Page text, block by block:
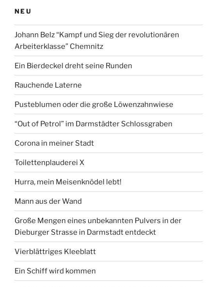
NEU
Johann Belz “Kampf und Sieg der revolutionären
Arbeiterklasse” Chemnitz
Ein Bierdeckel dreht seine Runden
Rauchende Laterne
Pusteblumen oder die große Löwenzahnwiese
“Out of Petrol” im Darmstädter Schlossgraben
Corona in meiner Stadt
Toilettenplauderei X
Hurra, mein Meisenknödel lebt!
Mann aus der Wand
Große Mengen eines unbekannten Pulvers in der
Dieburger Strasse in Darmstadt entdeckt
Vierblättriges Kleeblatt
Ein Schiff wird kommen